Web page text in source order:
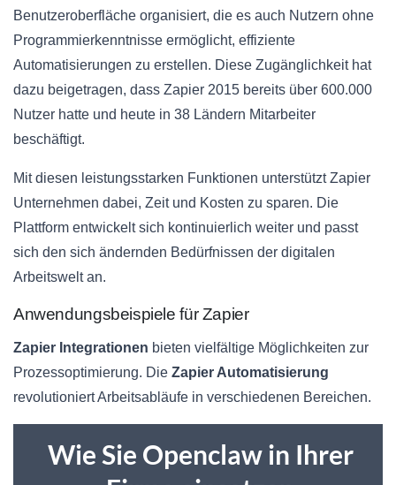
Benutzeroberfläche organisiert, die es auch Nutzern ohne
Programmierkenntnisse ermöglicht, effiziente
Automatisierungen zu erstellen. Diese Zugänglichkeit hat
dazu beigetragen, dass Zapier 2015 bereits über 600.000
Nutzer hatte und heute in 38 Ländern Mitarbeiter
beschäftigt.
Mit diesen leistungsstarken Funktionen unterstützt Zapier
Unternehmen dabei, Zeit und Kosten zu sparen. Die
Plattform entwickelt sich kontinuierlich weiter und passt
sich den sich ändernden Bedürfnissen der digitalen
Arbeitswelt an.
Anwendungsbeispiele für Zapier
Zapier Integrationen bieten vielfältige Möglichkeiten zur
Prozessoptimierung. Die Zapier Automatisierung
revolutioniert Arbeitsabläufe in verschiedenen Bereichen.